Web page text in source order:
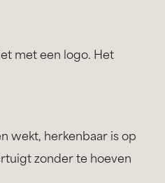
met een logo. Het
wekt, herkenbaar is op
zonder te hoeven